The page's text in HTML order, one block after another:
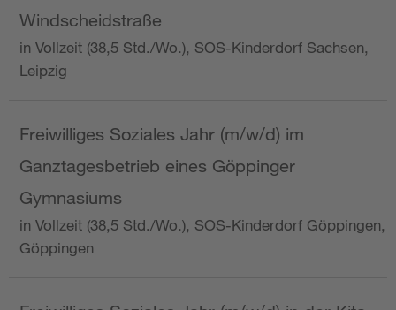
Windscheidstraße
in Vollzeit (38,5 Std./Wo.), SOS-Kinderdorf Sachsen,
Leipzig
Freiwilliges Soziales Jahr (m/w/d) im
Ganztagesbetrieb eines Göppinger
Gymnasiums
in Vollzeit (38,5 Std./Wo.), SOS-Kinderdorf Göppingen,
Göppingen